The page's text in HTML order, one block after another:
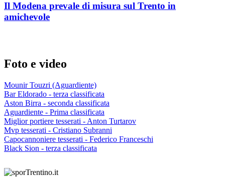
Il Modena prevale di misura sul Trento in
amichevole
Foto e video
Mounir Touzri (Aguardiente)
Bar Eldorado - terza classificata
Aston Birra - seconda classificata
Aguardiente - Prima classificata
Miglior portiere tesserati - Anton Turtarov
Mvp tesserati - Cristiano Subranni
Capocannoniere tesserati - Federico Franceschi
Black Sion - terza classificata